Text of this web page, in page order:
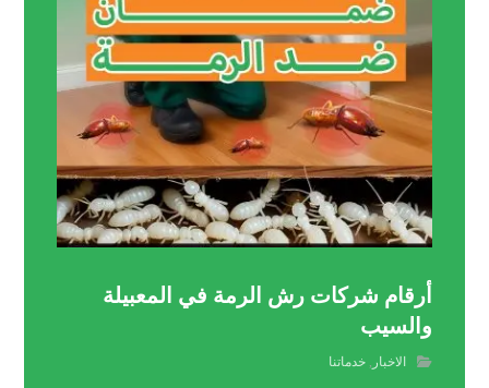
أرقام شركات رش الرمة في المعبيلة
والسيب
الاخبار ,خدماتنا